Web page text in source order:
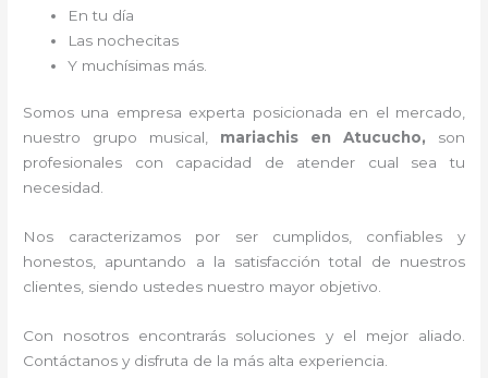
En tu día
Las nochecitas
Y muchísimas más.
Somos una empresa experta posicionada en el mercado,
nuestro grupo musical, mariachis en Atucucho, son
profesionales con capacidad de atender cual sea tu
necesidad.
Nos caracterizamos por ser cumplidos, confiables y
honestos, apuntando a la satisfacción total de nuestros
clientes, siendo ustedes nuestro mayor objetivo.
Con nosotros encontrarás soluciones y el mejor aliado.
Contáctanos y disfruta de la más alta experiencia.